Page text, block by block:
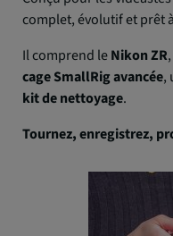
complet, évolutif et prêt
Il comprend leNikon ZR
cage SmallRig avancée,
kit de nettoyage.
Tournez, enregistrez,